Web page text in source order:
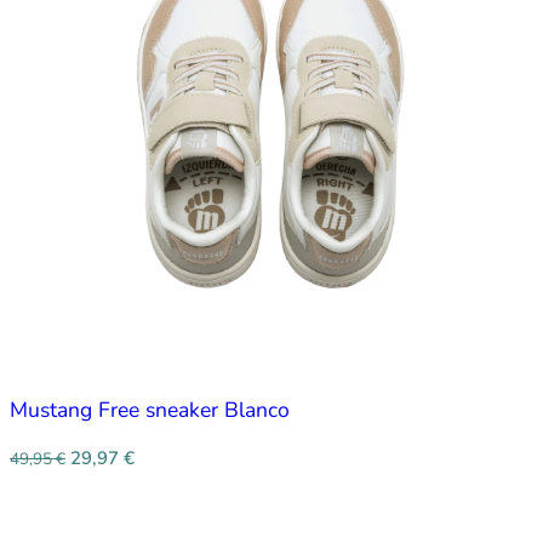
Mustang Free sneaker Blanco
49,95€ 29,97 €